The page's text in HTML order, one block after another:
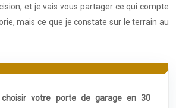
et je vais vous partager ce qui compte
mais ce que je constate sur le terrain au
choisir votre porte de garage en 30